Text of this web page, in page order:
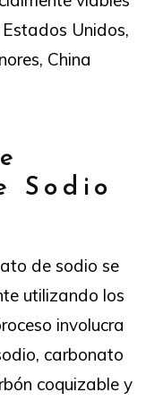
Unidos,
China
Sodio
de sodio se
utilizando los
involucra
carbonato
coquizable y